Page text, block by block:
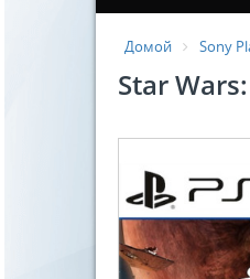
Домой Sony
Star